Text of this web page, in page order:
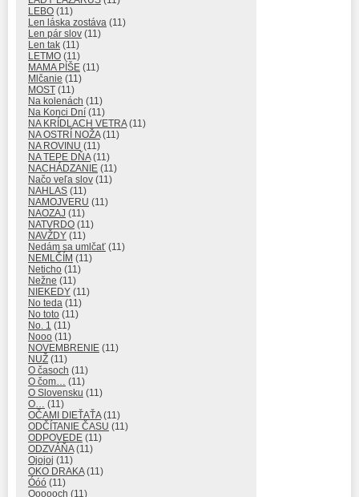
LEBO (11)
Len láska zostáva (11)
Len pár slov (11)
Len tak (11)
LETMO (11)
MAMA PÍŠE (11)
Mlčanie (11)
MOST (11)
Na kolenách (11)
Na Konci Dní (11)
NA KRÍDLACH VETRA(11)
NA OSTRÍ NOŽA(11)
NA ROVINU (11)
NA TEPE DŇA(11)
NACHÁDZANIE (11)
Načo veľa slov (11)
NAHLAS (11)
NAMOJVERU (11)
NAOZAJ (11)
NATVRDO (11)
NAVŽDY (11)
Nedám sa umlčať (11)
NEMLČÍM (11)
Neticho (11)
Nežne (11)
NIEKEDY (11)
No teda (11)
No toto (11)
No. 1 (11)
Nooo (11)
NOVEMBRENIE (11)
NUŽ (11)
O časoch (11)
O čom… (11)
O Slovensku (11)
O… (11)
OČAMI DIEŤAŤA(11)
ODČÍTANIE ČASU (11)
ODPOVEDE (11)
ODZVÁŇA(11)
Ojojoj (11)
OKO DRAKA(11)
Óóó (11)
Oooooch (11)